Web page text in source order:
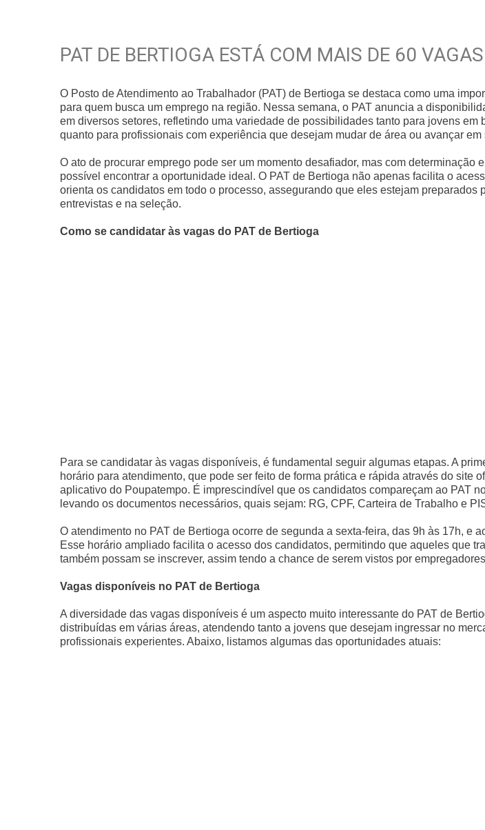
PAT DE BERTIOGA ESTÁ COM MAIS DE 60
O Posto de Atendimento ao Trabalhador (PAT) de Bertioga se destaca como uma
para quem busca um emprego na região. Nessa semana, o PAT anuncia a
em diversos setores, refletindo uma variedade de possibilidades tanto para jovens em
quanto para profissionais com experiência que desejam mudar de área ou avançar em
O ato de procurar emprego pode ser um momento desafiador, mas com determinação
possível encontrar a oportunidade ideal. O PAT de Bertioga não apenas facilita o
orienta os candidatos em todo o processo, assegurando que eles estejam preparados
entrevistas e na seleção.
Como se candidatar às vagas do PAT de Bertioga
Para se candidatar às vagas disponíveis, é fundamental seguir algumas etapas. A
horário para atendimento, que pode ser feito de forma prática e rápida através do site
aplicativo do Poupatempo. É imprescindível que os candidatos compareçam ao PAT
levando os documentos necessários, quais sejam: RG, CPF, Carteira de Trabalho e
O atendimento no PAT de Bertioga ocorre de segunda a sexta-feira, das 9h às 17h, e
Esse horário ampliado facilita o acesso dos candidatos, permitindo que aqueles que
também possam se inscrever, assim tendo a chance de serem vistos por
Vagas disponíveis no PAT de Bertioga
A diversidade das vagas disponíveis é um aspecto muito interessante do PAT de
distribuídas em várias áreas, atendendo tanto a jovens que desejam ingressar no
profissionais experientes. Abaixo, listamos algumas das oportunidades atuais: